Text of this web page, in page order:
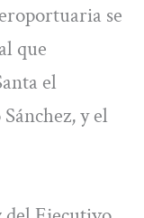
se
que
el
y el